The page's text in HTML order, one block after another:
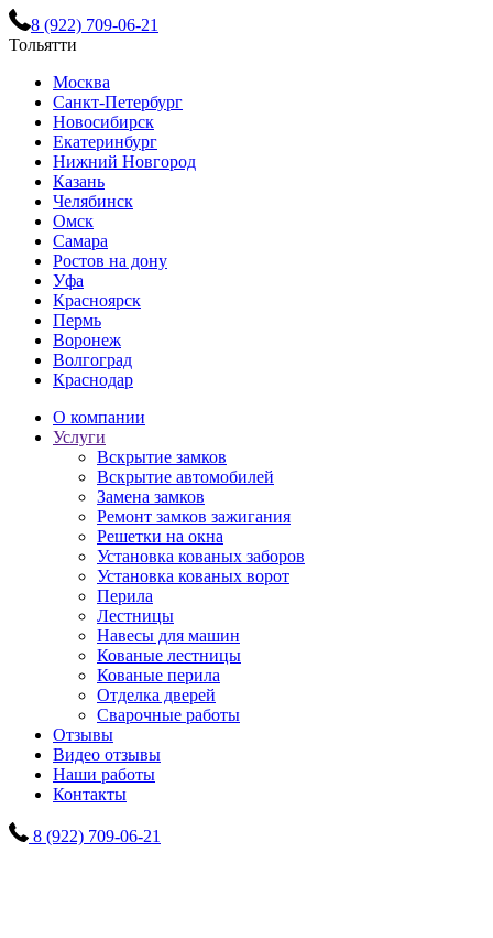
8 (922) 709-06-21
Тольятти
Москва
Санкт-Петербург
Новосибирск
Екатеринбург
Нижний Новгород
Казань
Челябинск
Омск
Самара
Ростов на дону
Уфа
Красноярск
Пермь
Воронеж
Волгоград
Краснодар
О компании
Услуги
Вскрытие замков
Вскрытие автомобилей
Замена замков
Ремонт замков зажигания
Решетки на окна
Установка кованых заборов
Установка кованых ворот
Перила
Лестницы
Навесы для машин
Кованые лестницы
Кованые перила
Отделка дверей
Сварочные работы
Отзывы
Видео отзывы
Наши работы
Контакты
8 (922) 709-06-21